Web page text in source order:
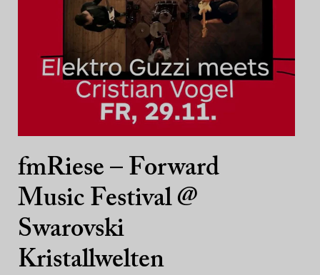
fmRiese – Forward
Music Festival @
Swarovski
Kristallwelten